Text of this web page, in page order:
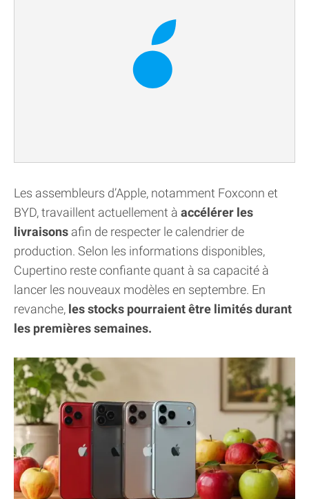
Les assembleurs d’Apple, notamment Foxconn et
BYD, travaillent actuellement à accélérer les
livraisons afin de respecter le calendrier de
production. Selon les informations disponibles,
Cupertino reste confiante quant à sa capacité à
lancer les nouveaux modèles en septembre. En
revanche, les stocks pourraient être limités durant
les premières semaines.